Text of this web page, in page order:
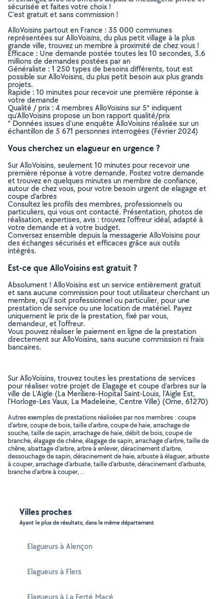
sécurisée et faites votre choix !
C’est gratuit et sans commission !
AlloVoisins partout en France : 35 000 communes
représentées sur AlloVoisins, du plus petit village à la plus
grande ville, trouvez un membre à proximité de chez vous !
Efficace : Une demande postée toutes les 10 secondes, 3.6
millions de demandes postées par an
Généraliste : 1 250 types de besoins différents, tout est
possible sur AlloVoisins, du plus petit besoin aux plus grands
projets.
Rapide : 10 minutes pour recevoir une première réponse à
votre demande
Qualité / prix : 4 membres AlloVoisins sur 5* indiquent
qu’AlloVoisins propose un bon rapport qualité/prix
* Données issues d’une enquête AlloVoisins réalisée sur un
échantillon de 5 671 personnes interrogées (Février 2024)
Vous cherchez un elagueur en urgence ?
Sur AlloVoisins, seulement 10 minutes pour recevoir une
première réponse à votre demande. Postez votre demande
et trouvez en quelques minutes un membre de confiance,
autour de chez vous, pour votre besoin urgent de elagage et
coupe d'arbres
Consultez les profils des membres, professionnels ou
particuliers, qui vous ont contacté. Présentation, photos de
réalisation, expertises, avis : trouvez l'offreur idéal, adapté à
votre demande et à votre budget.
Conversez ensemble depuis la messagerie AlloVoisins pour
des échanges sécurisés et efficaces grâce aux outils
intégrés.
Est-ce que AlloVoisins est gratuit ?
Absolument ! AlloVoisins est un service entièrement gratuit
et sans aucune commission pour tout utilisateur cherchant un
membre, qu’il soit professionnel ou particulier, pour une
prestation de service ou une location de matériel. Payez
uniquement le prix de la prestation, fixé par vous,
demandeur, et l’offreur.
Vous pouvez réaliser le paiement en ligne de la prestation
directement sur AlloVoisins, sans aucune commission ni frais
bancaires.
Sur AlloVoisins, trouvez toutes les prestations de services
pour réaliser votre projet de Elagage et coupe d'arbres sur la
ville de L'Aigle (La Meriliere-Hopital Saint-Louis, l'Aigle Est,
l'Horloge-Les Vaux, La Madeleine, Centre Ville) (Orne, 61270)
Autres exemples de prestations réalisées par nos membres : coupe
d'arbre, coupe de bois, taille d'arbre, coupe de haie, arrachage de
souche, taille de sapin, arrachage de haie, débit de bois, coupe de
branche, élagage de chêne, élagage de sapin, arrachage d'arbre, taille de
chêne, abattage d'arbre, arbre à enlever, déracinement d'arbre,
dessouchage de sapin, déracinement de haie, arbuste à élaguer, arbuste
à couper, arrachage d'arbuste, taille d'arbuste, déracinement d'arbuste,
branche d'arbre à couper, ..
Villes proches
Ayant le plus de résultats, dans le même département
Elagueurs à Alençon
Elagueurs à Flers
Elagueurs à La Ferté Macé